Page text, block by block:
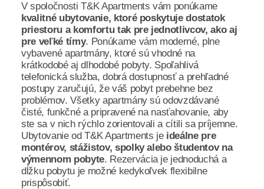
V spoločnosti T&K Apartments vám ponúkame
kvalitné ubytovanie, ktoré poskytuje dostatok
priestoru a komfortu tak pre jednotlivcov, ako aj
pre veľké tímy. Ponúkame vám moderné, plne
vybavené apartmány, ktoré sú vhodné na
krátkodobé aj dlhodobé pobyty. Spoľahlivá
telefonická služba, dobrá dostupnosť a prehľadné
postupy zaručujú, že váš pobyt prebehne bez
problémov. Všetky apartmány sú odovzdávané
čisté, funkčné a pripravené na nasťahovanie, aby
ste sa v nich rýchlo zorientovali a cítili sa príjemne.
Ubytovanie od T&K Apartments je ideálne pre
montérov, stážistov, spolky alebo študentov na
výmennom pobyte. Rezervácia je jednoduchá a
dĺžku pobytu je možné kedykoľvek flexibilne
prispôsobiť.